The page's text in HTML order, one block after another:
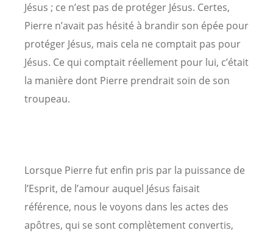
Jésus ; ce n’est pas de protéger Jésus. Certes,
Pierre n’avait pas hésité à brandir son épée pour
protéger Jésus, mais cela ne comptait pas pour
Jésus. Ce qui comptait réellement pour lui, c’était
la manière dont Pierre prendrait soin de son
troupeau.
Lorsque Pierre fut enfin pris par la puissance de
l’Esprit, de l’amour auquel Jésus faisait
référence, nous le voyons dans les actes des
apôtres, qui se sont complètement convertis,